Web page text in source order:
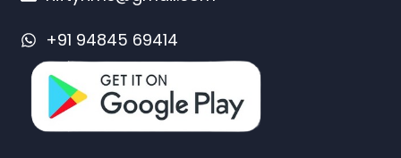
+91 94845 69414